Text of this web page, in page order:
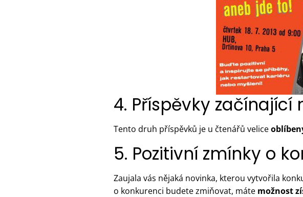
4. Příspěvky začínající
Tento druh příspěvků je u čtenářů velice
5. Pozitivní zmínky o
Zaujala vás nějaká novinka, kterou vytvořila
o konkurenci budete zmiňovat, máte možnost